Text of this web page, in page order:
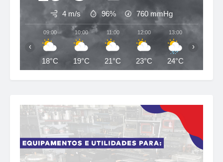
4 m/s 96% 760 mmHg
09:00
18°C
10:00
19°C
11:00
21°C
12:00
23°C
13:00
24°C
‹ ›